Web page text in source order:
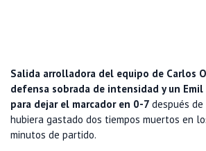
Salida arrolladora del equipo de Carlos
defensa sobrada de intensidad y un
para dejar el marcador en 0-7 después
hubiera gastado dos tiempos muertos en
minutos de partido.